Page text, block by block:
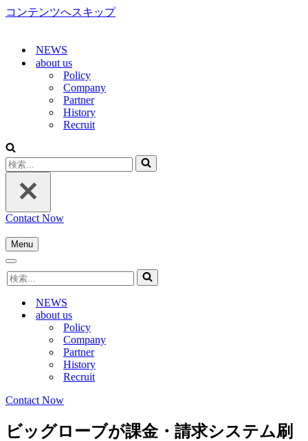
コンテンツへスキップ
NEWS
about us
Policy
Company
Partner
History
Recruit
検
索...
Contact Now
Menu
ナ
ゲ
シ
ョ
ナ
ビ
検
索...
NEWS
about us
Policy
Company
Partner
History
Recruit
Contact Now
ビッグローブが課金・請求システム刷